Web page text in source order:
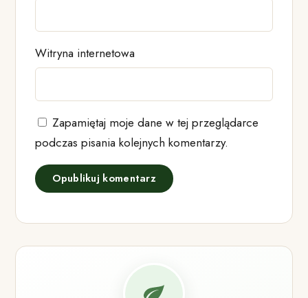
Witryna internetowa
Zapamiętaj moje dane w tej przeglądarce
podczas pisania kolejnych komentarzy.